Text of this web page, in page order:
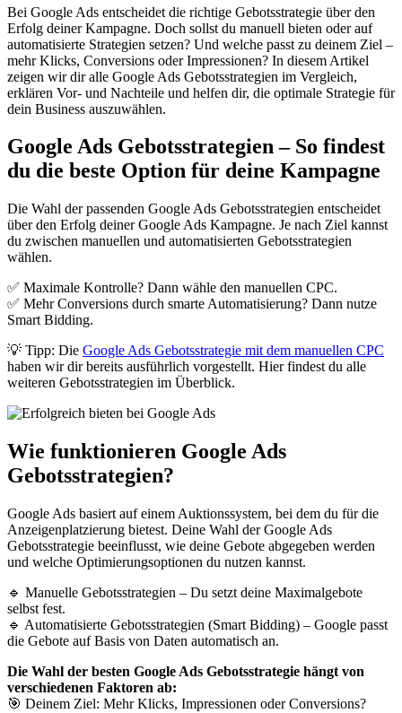
Bei Google Ads entscheidet die richtige Gebotsstrategie über den
Erfolg deiner Kampagne. Doch sollst du manuell bieten oder auf
automatisierte Strategien setzen? Und welche passt zu deinem Ziel –
mehr Klicks, Conversions oder Impressionen? In diesem Artikel
zeigen wir dir alle Google Ads Gebotsstrategien im Vergleich,
erklären Vor- und Nachteile und helfen dir, die optimale Strategie für
dein Business auszuwählen.
Google Ads Gebotsstrategien – So findest
du die beste Option für deine Kampagne
Die Wahl der passenden Google Ads Gebotsstrategien entscheidet
über den Erfolg deiner Google Ads Kampagne. Je nach Ziel kannst
du zwischen manuellen und automatisierten Gebotsstrategien
wählen.
✅ Maximale Kontrolle? Dann wähle den manuellen CPC.
✅ Mehr Conversions durch smarte Automatisierung? Dann nutze
Smart Bidding.
💡 Tipp: Die Google Ads Gebotsstrategie mit dem manuellen CPC
haben wir dir bereits ausführlich vorgestellt. Hier findest du alle
weiteren Gebotsstrategien im Überblick.
Wie funktionieren Google Ads
Gebotsstrategien?
Google Ads basiert auf einem Auktionssystem, bei dem du für die
Anzeigenplatzierung bietest. Deine Wahl der Google Ads
Gebotsstrategie beeinflusst, wie deine Gebote abgegeben werden
und welche Optimierungsoptionen du nutzen kannst.
🔹 Manuelle Gebotsstrategien – Du setzt deine Maximalgebote
selbst fest.
🔹 Automatisierte Gebotsstrategien (Smart Bidding) – Google passt
die Gebote auf Basis von Daten automatisch an.
Die Wahl der besten Google Ads Gebotsstrategie hängt von
verschiedenen Faktoren ab:
🎯 Deinem Ziel: Mehr Klicks, Impressionen oder Conversions?